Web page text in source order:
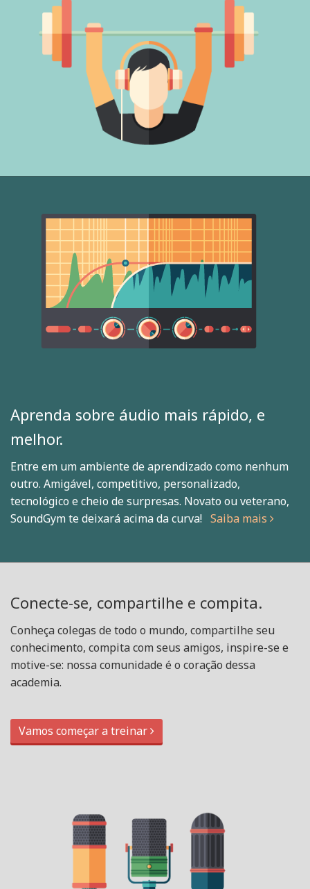
Aprenda sobre áudio mais rápido, e
melhor.
Entre em um ambiente de aprendizado como nenhum
outro. Amigável, competitivo, personalizado,
tecnológico e cheio de surpresas. Novato ou veterano,
SoundGym te deixará acima da curva! Saiba mais
Conecte-se, compartilhe e compita.
Conheça colegas de todo o mundo, compartilhe seu
conhecimento, compita com seus amigos, inspire-se e
motive-se: nossa comunidade é o coração dessa
academia.
Vamos começar a treinar